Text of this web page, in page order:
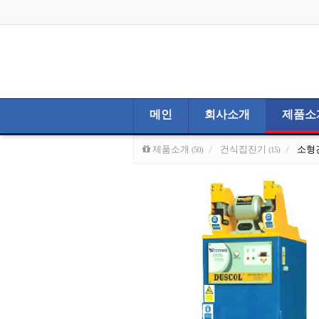
메인 회사소개 제품소
제품소개 (50) 건식집진기 (15) 소형